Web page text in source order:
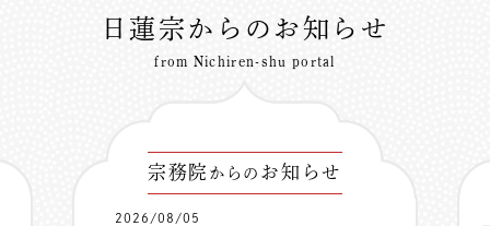
日蓮宗からのお知らせ
from Nichiren-shu portal
宗務院 からの お知らせ
2026/08/05